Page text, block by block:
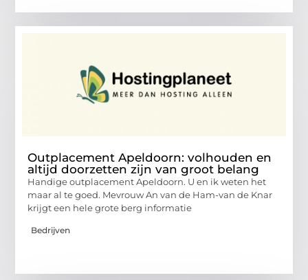
Outplacement Apeldoorn: volhouden en
altijd doorzetten zijn van groot belang
Handige outplacement Apeldoorn. U en ik weten het
maar al te goed. Mevrouw An van de Ham-van de Knar
krijgt een hele grote berg informatie
Bedrijven